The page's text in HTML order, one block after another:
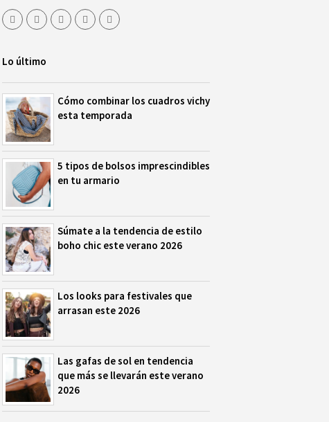
Lo último
Cómo combinar los cuadros vichy
esta temporada
5 tipos de bolsos imprescindibles
en tu armario
Súmate a la tendencia de estilo
boho chic este verano 2026
Los looks para festivales que
arrasan este 2026
Las gafas de sol en tendencia
que más se llevarán este verano
2026